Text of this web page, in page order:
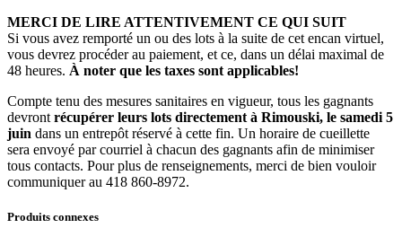
quantité
MERCI DE LIRE ATTENTIVEMENT CE QUI SUIT
Si vous avez remporté un ou des lots à la suite de cet encan virtuel,
vous devrez procéder au paiement, et ce, dans un délai maximal de
48 heures. À noter que les taxes sont applicables!
Compte tenu des mesures sanitaires en vigueur, tous les gagnants
devront récupérer leurs lots directement à Rimouski, le samedi 5
juin dans un entrepôt réservé à cette fin. Un horaire de cueillette
sera envoyé par courriel à chacun des gagnants afin de minimiser
tous contacts. Pour plus de renseignements, merci de bien vouloir
communiquer au 418 860-8972.
Produits connexes